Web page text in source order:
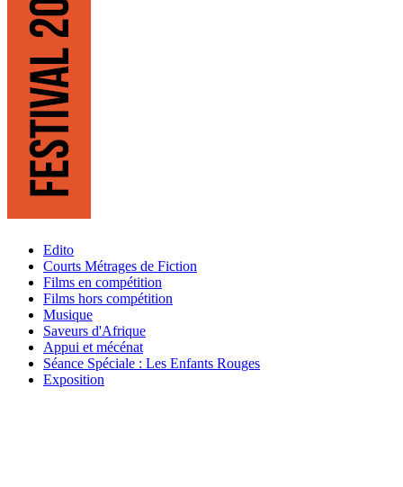
Edito
Courts Métrages de Fiction
Films en compétition
Films hors compétition
Musique
Saveurs d'Afrique
Appui et mécénat
Séance Spéciale : Les Enfants Rouges
Exposition